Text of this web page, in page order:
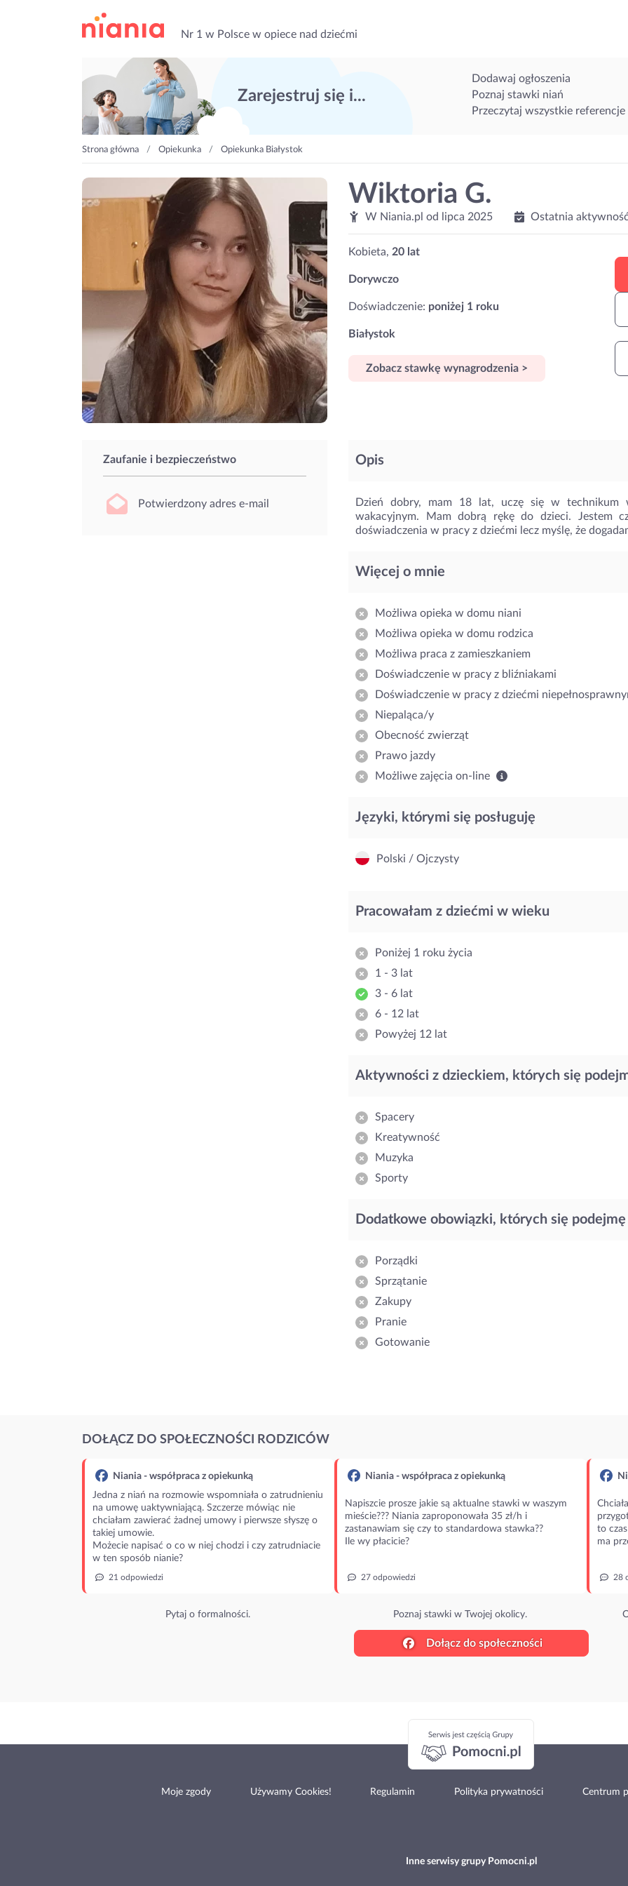
Nr 1 w Polsce w opiece nad dziećmi
Zarejestruj się i...
Dodawaj ogłoszenia
Poznaj stawki niań
Przeczytaj wszystkie referencje
Strona główna Opiekunka Opiekunka Białystok
Wiktoria G.
W Niania.pl od lipca 2025 Ostatnia
Kobieta, 20 lat
Dorywczo
Doświadczenie: poniżej 1 roku
Białystok
Zobacz stawkę wynagrodzenia >
Zaufanie i bezpieczeństwo
Potwierdzony adres e-mail
Opis
Dzień dobry, mam 18 lat, uczę się w technikum
wakacyjnym. Mam dobrą rękę do dzieci. Jestem
doświadczenia w pracy z dziećmi lecz myślę, że
Więcej o mnie
Możliwa opieka w domu niani
Możliwa opieka w domu rodzica
Możliwa praca z zamieszkaniem
Doświadczenie w pracy z bliźniakami
Doświadczenie w pracy z dziećmi
Niepaląca/y
Obecność zwierząt
Prawo jazdy
Możliwe zajęcia on-line
Języki, którymi się posługuję
Polski / Ojczysty
Pracowałam z dziećmi w wieku
Poniżej 1 roku życia
1 - 3 lat
3 - 6 lat
6 - 12 lat
Powyżej 12 lat
Aktywności z dzieckiem, których się
Spacery
Kreatywność
Muzyka
Sporty
Dodatkowe obowiązki, których się podejmę
Porządki
Sprzątanie
Zakupy
Pranie
Gotowanie
DOŁĄCZ DO SPOŁECZNOŚCI RODZICÓW
Niania - współpraca z opiekunką
Jedna z niań na rozmowie wspomniała o zatrudnieniu
na umowę uaktywniającą. Szczerze mówiąc nie
chciałam zawierać żadnej umowy i pierwsze słyszę o
takiej umowie.
Możecie napisać o co w niej chodzi i czy zatrudniacie
w ten sposób nianie?
21 odpowiedzi
Pytaj o formalności.
Niania - współpraca z opiekunką
Napiszcie prosze jakie są aktualne stawki w waszym
mieście??? Niania zaproponowała 35 zł/h i
zastanawiam się czy to standardowa stawka??
Ile wy płacicie?
27 odpowiedzi
Poznaj stawki w Twojej okolicy.
to
ma
28
Dołącz do społeczności
Moje zgody Używamy Cookies! Regulamin Polityka prywatności Centrum
Inne serwisy grupy Pomocni.pl